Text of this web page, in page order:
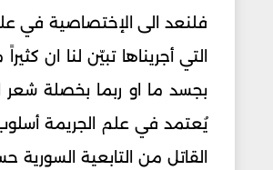
فلنعد الى الإختصاصية في
التي أجريناها تبيّن لنا ان
بجسد ما او ربما بخصلة
القاتل من التابعية